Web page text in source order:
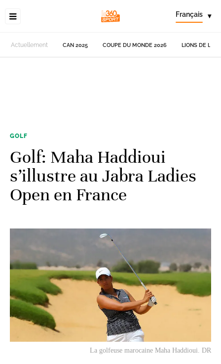
Français ▾
Actuellement CAN 2025 COUPE DU MONDE 2026 LIONS DE
GOLF
Golf: Maha Haddioui
s’illustre au Jabra Ladies
Open en France
La golfeuse marocaine Maha Haddioui. DR